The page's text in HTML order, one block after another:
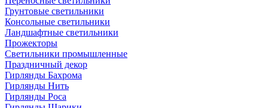
Грунтовые светильники
Консольные светильники
Ландшафтные светильники
Прожекторы
Светильники промышленные
Праздничный декор
Гирлянды Бахрома
Гирлянды Нить
Гирлянды Роса